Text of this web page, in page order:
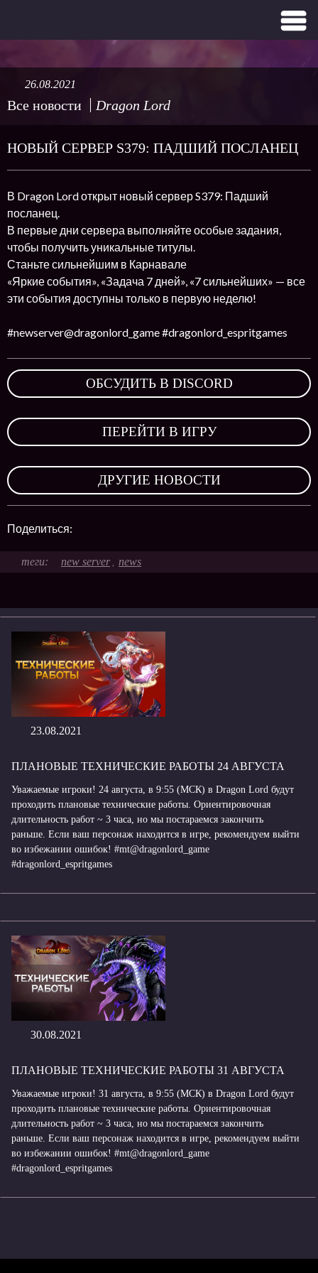
Все новости Dragon Lord
26.08.2021
НОВЫЙ СЕРВЕР S379: ПАДШИЙ ПОСЛАНЕЦ
В Dragon Lord открыт новый сервер S379: Падший
посланец.
В первые дни сервера выполняйте особые задания,
чтобы получить уникальные титулы.
Станьте сильнейшим в Карнавале
«Яркие события», «Задача 7 дней», «7 сильнейших» — все
эти события доступны только в первую неделю!
#newserver@dragonlord_game #dragonlord_espritgames
ОБСУДИТЬ В DISCORD
ПЕРЕЙТИ В ИГРУ
ДРУГИЕ НОВОСТИ
Поделиться:
new server , news
23.08.2021
ПЛАНОВЫЕ ТЕХНИЧЕСКИЕ РАБОТЫ 24 АВГУСТА
Уважаемые игроки! 24 августа, в 9:55 (МСК) в Dragon Lord будут
проходить плановые технические работы. Ориентировочная
длительность работ ~ 3 часа, но мы постараемся закончить
раньше. Если ваш персонаж находится в игре, рекомендуем выйти
во избежании ошибок! #mt@dragonlord_game
#dragonlord_espritgames
30.08.2021
ПЛАНОВЫЕ ТЕХНИЧЕСКИЕ РАБОТЫ 31 АВГУСТА
Уважаемые игроки! 31 августа, в 9:55 (МСК) в Dragon Lord будут
проходить плановые технические работы. Ориентировочная
длительность работ ~ 3 часа, но мы постараемся закончить
раньше. Если ваш персонаж находится в игре, рекомендуем выйти
во избежании ошибок! #mt@dragonlord_game
#dragonlord_espritgames